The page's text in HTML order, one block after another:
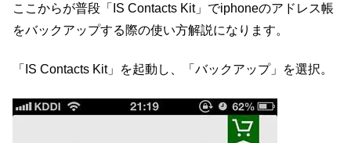
ここからが普段「IS Contacts Kit」でiphoneのアドレス帳
をバックアップする際の使い方解説になります。
「IS Contacts Kit」を起動し、「バックアップ」を選択。